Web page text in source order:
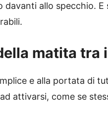
allo specchio. E
matita tra
e alla portata di
attivarsi, come se